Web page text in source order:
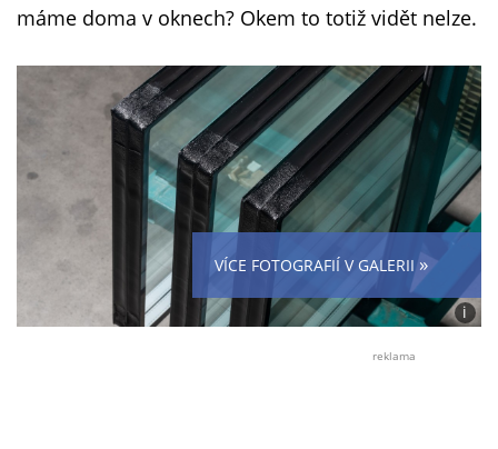
máme doma v oknech? Okem to totiž vidět nelze.
VÍCE FOTOGRAFIÍ V GALERII»
i
Foto:
reklama